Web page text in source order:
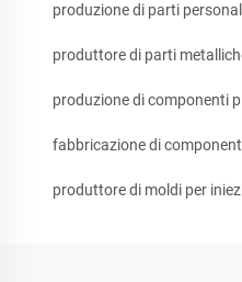
produzione di parti
produttore di parti
produzione di componenti
fabbricazione di
produttore di moldi per